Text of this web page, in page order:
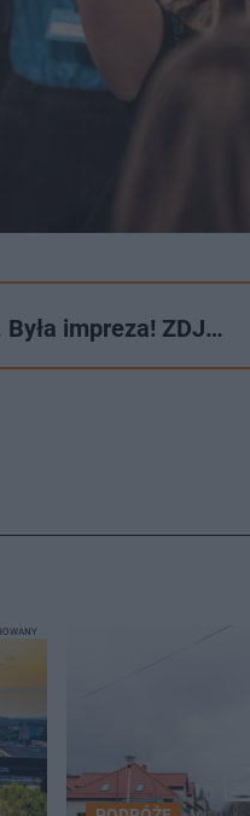
impreza! ZDJ…